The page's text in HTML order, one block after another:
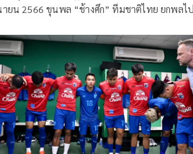
ยน 2566 ขุนพล “ช้างศึก” ทีมชาติไทย ยกพลไป